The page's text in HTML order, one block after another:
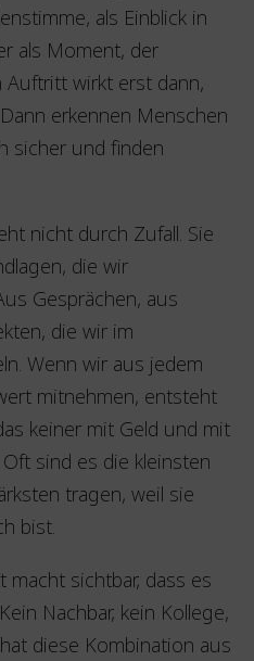
als Einblick in
als Moment, der
Auftritt wirkt erst dann,
erkennen Menschen
sicher und finden
nicht durch Zufall. Sie
die wir
Gesprächen, aus
die wir im
Wenn wir aus jedem
mitnehmen, entsteht
keiner mit Geld und mit
sind es die kleinsten
tragen, weil sie
bist.
macht sichtbar, dass es
Nachbar, kein Kollege,
diese Kombination aus